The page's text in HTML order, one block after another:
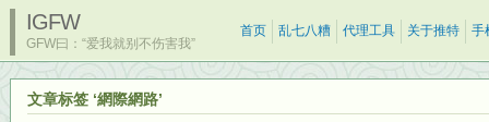
IGFW
GFW曰：“爱我就别不伤害我”
首页 乱七八糟 代理工具 关于推特 手
文章标签 ‘網際網路’